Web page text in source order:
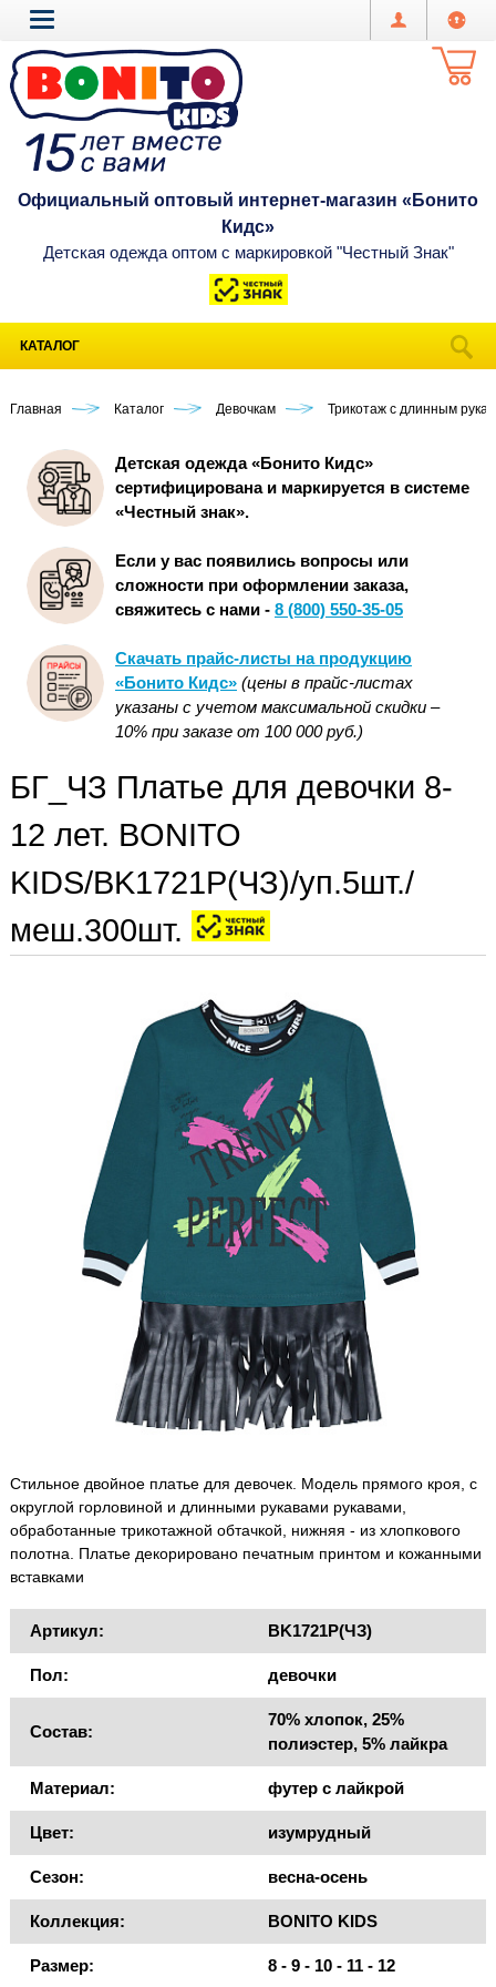
Официальный оптовый интернет-магазин «Бонито
Кидс»
Детская одежда оптом с маркировкой "Честный Знак"
КАТАЛОГ
Главная Каталог Девочкам Трикотаж с длинным
Детская одежда «Бонито Кидс»
сертифицирована и маркируется в системе
«Честный знак».
Если у вас появились вопросы или
сложности при оформлении заказа,
свяжитесь с нами - 8 (800) 550-35-05
Скачать прайс-листы на продукцию
«Бонито Кидс» (цены в прайс-листах
указаны с учетом максимальной скидки –
10% при заказе от 100 000 руб.)
БГ_ЧЗ Платье для девочки 8-
12 лет. BONITO
KIDS/BK1721P(ЧЗ)/уп.5шт./
меш.300шт.
Стильное двойное платье для девочек. Модель прямого кроя, с
округлой горловиной и длинными рукавами рукавами,
обработанные трикотажной обтачкой, нижняя - из хлопкового
полотна. Платье декорировано печатным принтом и кожанными
вставками
Артикул: BK1721P(ЧЗ)
Пол: девочки
Состав:
70% хлопок, 25%
полиэстер, 5% лайкра
Материал: футер с лайкрой
Цвет: изумрудный
Сезон: весна-осень
Коллекция: BONITO KIDS
Размер: 8 - 9 - 10 - 11 - 12